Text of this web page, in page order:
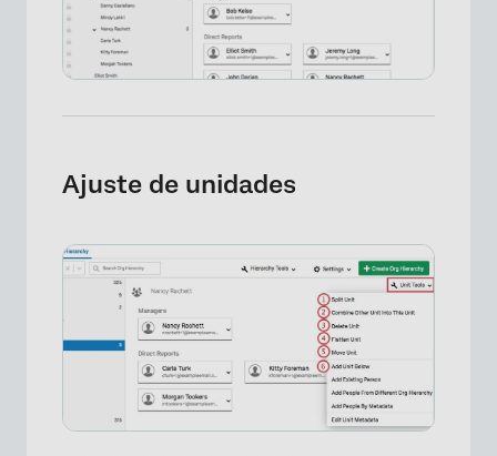
Ajuste de unidades